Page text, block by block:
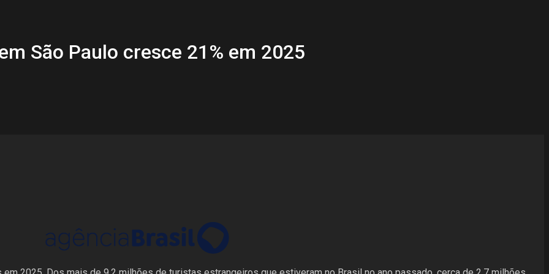
São Paulo cresce 21% em 2025